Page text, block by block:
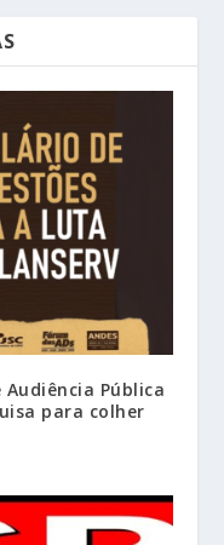
Pública
para colher